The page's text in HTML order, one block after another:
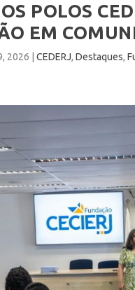
POLOS
EM
2026 CEDERJ, Destaques,